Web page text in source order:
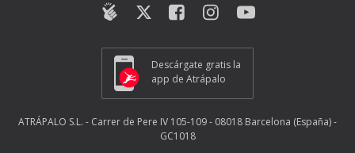
Descárgate gratis la
app de Atrápalo
ATRÁPALO S.L. - Carrer de Pere IV 105-109 - 08018 Barcelona (España) -
GC1018